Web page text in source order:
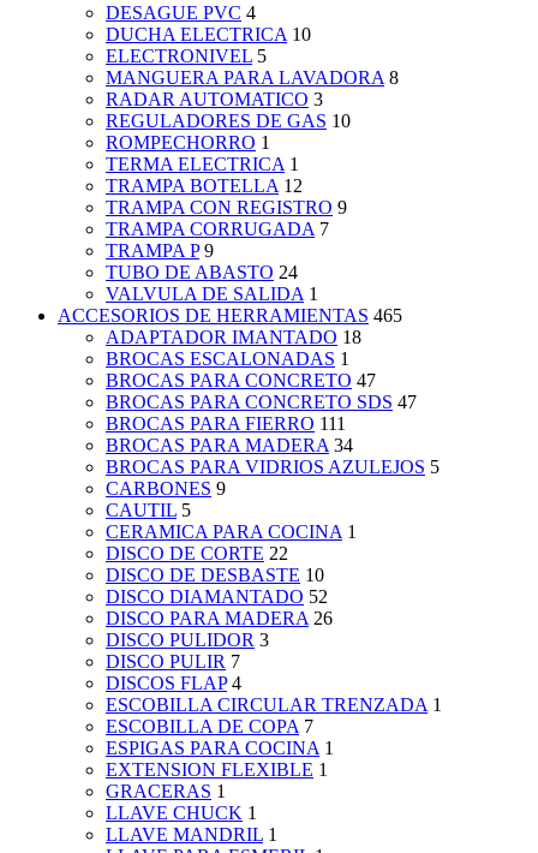
DESAGUE PVC 4
DUCHA ELECTRICA 10
ELECTRONIVEL 5
MANGUERA PARA LAVADORA 8
RADAR AUTOMATICO 3
REGULADORES DE GAS 10
ROMPECHORRO 1
TERMA ELECTRICA 1
TRAMPA BOTELLA 12
TRAMPA CON REGISTRO 9
TRAMPA CORRUGADA 7
TRAMPA P 9
TUBO DE ABASTO 24
VALVULA DE SALIDA 1
ACCESORIOS DE HERRAMIENTAS 465
ADAPTADOR IMANTADO 18
BROCAS ESCALONADAS 1
BROCAS PARA CONCRETO 47
BROCAS PARA CONCRETO SDS 47
BROCAS PARA FIERRO 111
BROCAS PARA MADERA 34
BROCAS PARA VIDRIOS AZULEJOS 5
CARBONES 9
CAUTIL 5
CERAMICA PARA COCINA 1
DISCO DE CORTE 22
DISCO DE DESBASTE 10
DISCO DIAMANTADO 52
DISCO PARA MADERA 26
DISCO PULIDOR 3
DISCO PULIR 7
DISCOS FLAP 4
ESCOBILLA CIRCULAR TRENZADA 1
ESCOBILLA DE COPA 7
ESPIGAS PARA COCINA 1
EXTENSION FLEXIBLE 1
GRACERAS 1
LLAVE CHUCK 1
LLAVE MANDRIL 1